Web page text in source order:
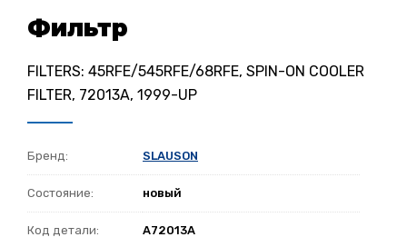
Фильтр
FILTERS: 45RFE/545RFE/68RFE, SPIN-ON COOLER
FILTER, 72013A, 1999-UP
Бренд: SLAUSON
Состояние: новый
Код детали: A72013A